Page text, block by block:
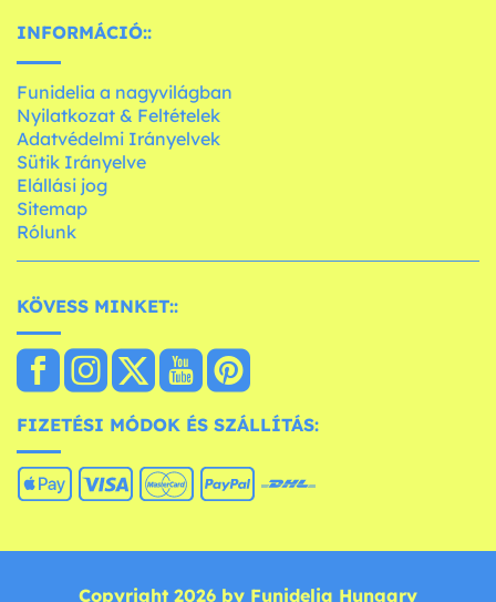
INFORMÁCIÓ::
Funidelia a nagyvilágban
Nyilatkozat & Feltételek
Adatvédelmi Irányelvek
Sütik Irányelve
Elállási jog
Sitemap
Rólunk
KÖVESS MINKET::
FIZETÉSI MÓDOK ÉS SZÁLLÍTÁS:
Copyright 2026 by Funidelia Hungary